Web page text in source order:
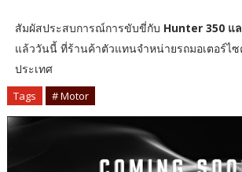
สัมผัสประสบการณ์การขับขี่กับ Hunter 350 แ
แล้ววันนี้ ที่ร้านค้าตัวแทนจำหน่ายรถมอเตอร์ไ
ประเทศ
Tags # Motor